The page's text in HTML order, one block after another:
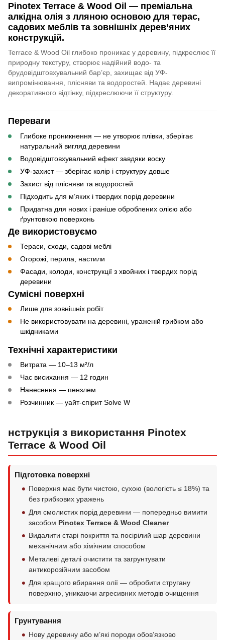
Pinotex Terrace & Wood Oil — преміальна
алкідна олія з лляною основою для терас,
садових меблів та зовнішніх дерев’яних
конструкцій.
Terrace & Wood Oil глибоко проникає у деревину, підкреслює її
природну текстуру, створює надійний водо- та
брудовідштовхувальний бар’єр, захищає від УФ-
випромінювання, плісняви та водоростей. Надає деревині
декоративного відтінку, підкреслюючи її структуру.
Переваги
Глибоке проникнення — не утворює плівки, зберігає
натуральний вигляд деревини
Водовідштовхувальний ефект завдяки воску
УФ-захист — зберігає колір і структуру довше
Захист від плісняви та водоростей
Підходить для м’яких і твердих порід деревини
Придатна для нових і раніше оброблених олією або
ґрунтовкою поверхонь
Де використовуємо
Тераси, сходи, садові меблі
Огорожі, перила, настили
Фасади, колоди, конструкції з хвойних і твердих порід
деревини
Сумісні поверхні
Лише для зовнішніх робіт
Не використовувати на деревині, ураженій грибком або
шкідниками
Технічні характеристики
Витрата — 10–13 м²/л
Час висихання — 12 годин
Нанесення — пензлем
Розчинник — уайт-спірит Solve W
нструкція з використання Pinotex
Terrace & Wood Oil
Підготовка поверхні
Поверхня має бути чистою, сухою (вологість ≤ 18%) та
без грибкових уражень
Для смолистих порід деревини — попередньо вимити
засобом Pinotex Terrace & Wood Cleaner
Видалити старі покриття та посірілий шар деревини
механічним або хімічним способом
Металеві деталі очистити та загрунтувати
антикорозійним засобом
Для кращого вбирання олії — обробити стругану
поверхню, уникаючи агресивних методів очищення
Грунтування
Нову деревину або м’які породи обов’язково